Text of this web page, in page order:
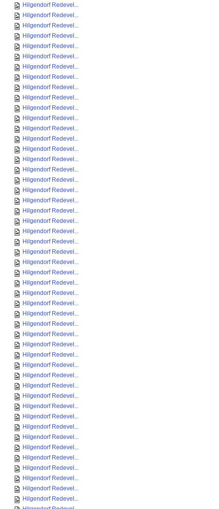
Hilgendorf Redevel...
Hilgendorf Redevel...
Hilgendorf Redevel...
Hilgendorf Redevel...
Hilgendorf Redevel...
Hilgendorf Redevel...
Hilgendorf Redevel...
Hilgendorf Redevel...
Hilgendorf Redevel...
Hilgendorf Redevel...
Hilgendorf Redevel...
Hilgendorf Redevel...
Hilgendorf Redevel...
Hilgendorf Redevel...
Hilgendorf Redevel...
Hilgendorf Redevel...
Hilgendorf Redevel...
Hilgendorf Redevel...
Hilgendorf Redevel...
Hilgendorf Redevel...
Hilgendorf Redevel...
Hilgendorf Redevel...
Hilgendorf Redevel...
Hilgendorf Redevel...
Hilgendorf Redevel...
Hilgendorf Redevel...
Hilgendorf Redevel...
Hilgendorf Redevel...
Hilgendorf Redevel...
Hilgendorf Redevel...
Hilgendorf Redevel...
Hilgendorf Redevel...
Hilgendorf Redevel...
Hilgendorf Redevel...
Hilgendorf Redevel...
Hilgendorf Redevel...
Hilgendorf Redevel...
Hilgendorf Redevel...
Hilgendorf Redevel...
Hilgendorf Redevel...
Hilgendorf Redevel...
Hilgendorf Redevel...
Hilgendorf Redevel...
Hilgendorf Redevel...
Hilgendorf Redevel...
Hilgendorf Redevel...
Hilgendorf Redevel...
Hilgendorf Redevel...
Hilgendorf Redevel...